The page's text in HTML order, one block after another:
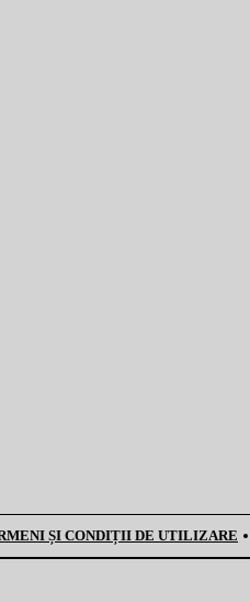
ȘI CONDIȚII DE UTILIZARE